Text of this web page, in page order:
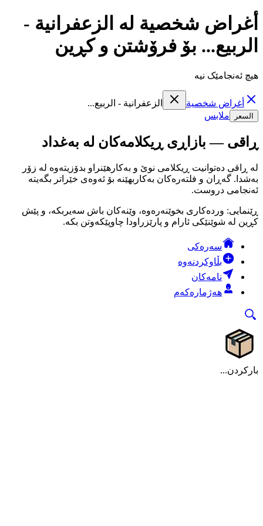
أغراض شخصية لە الزعفرانية -
الربيع... بۆ فرۆشتن و کڕین
هیچ ئەنجامێک نیە
أغراض شخصية الزعفرانية - الربيع...
السعر ملابس
ڕاقی — بازاڕی ڕیکلامەکان لە بەغداد
لە ڕاقی دەتوانیت ڕیکلامی نوێ و بەکارهێنراو بدۆزیتەوە لە زۆر
بەشدا. گەڕان و فلتەرەکان بەکاربهێنە بۆ ئەوەی خێراتر بگەیتە
ئەنجامی دروست.
ڕێنمایی: وردەکاری بخوێنەرەوە، وێنەکان باش سەیربکە، و پێش
کڕین لە شوێنێکی ئارام و پارێزراودا چاوپێکەوتن بکە.
سەرەکی
بڵاوکردنەوە
نامەکان
هەژمارەکەم
بارکردن...